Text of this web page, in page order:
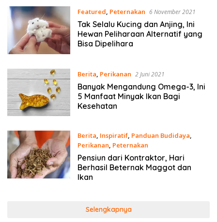
Featured, Peternakan 6 November 2021
Tak Selalu Kucing dan Anjing, Ini
Hewan Peliharaan Alternatif yang
Bisa Dipelihara
Berita, Perikanan 2 Juni 2021
Banyak Mengandung Omega-3, Ini
5 Manfaat Minyak Ikan Bagi
Kesehatan
Berita, Inspiratif, Panduan Budidaya,
Perikanan, Peternakan
30 Maret 2021
Pensiun dari Kontraktor, Hari
Berhasil Beternak Maggot dan
Ikan
Selengkapnya